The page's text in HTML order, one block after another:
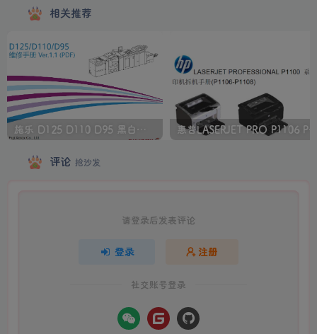
相关推荐
施乐 D125 D110 D95 黑白生产型高速复印机中文维修手册 惠普LASERJET PRO P1106
评论 抢沙发
请登录后发表评论
登录 注册
社交账号登录